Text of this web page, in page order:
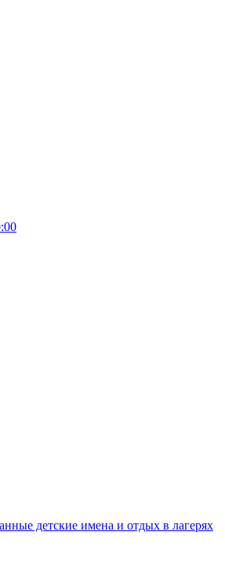
детские имена и отдых в лагерях